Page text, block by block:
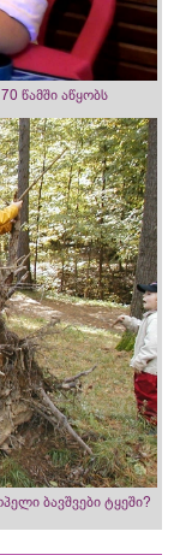
წამში აწყობს
ბავშვები ტყეში?